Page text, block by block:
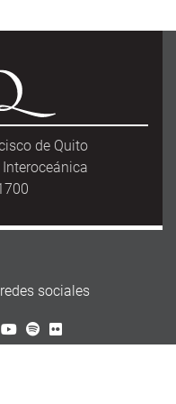
de Quito
sociales